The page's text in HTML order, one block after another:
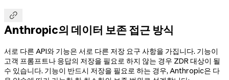

Anthropic의 데이터 보존 접근 방식
서로 다른 API와 기능은 서로 다른 저장 요구 사항을 가집니다. 기능이
고객 프롬프트나 응답의 저장을 필요로 하지 않는 경우 ZDR 대상이 될
수 있습니다. 기능이 반드시 저장을 필요로 하는 경우, Anthropic은 다